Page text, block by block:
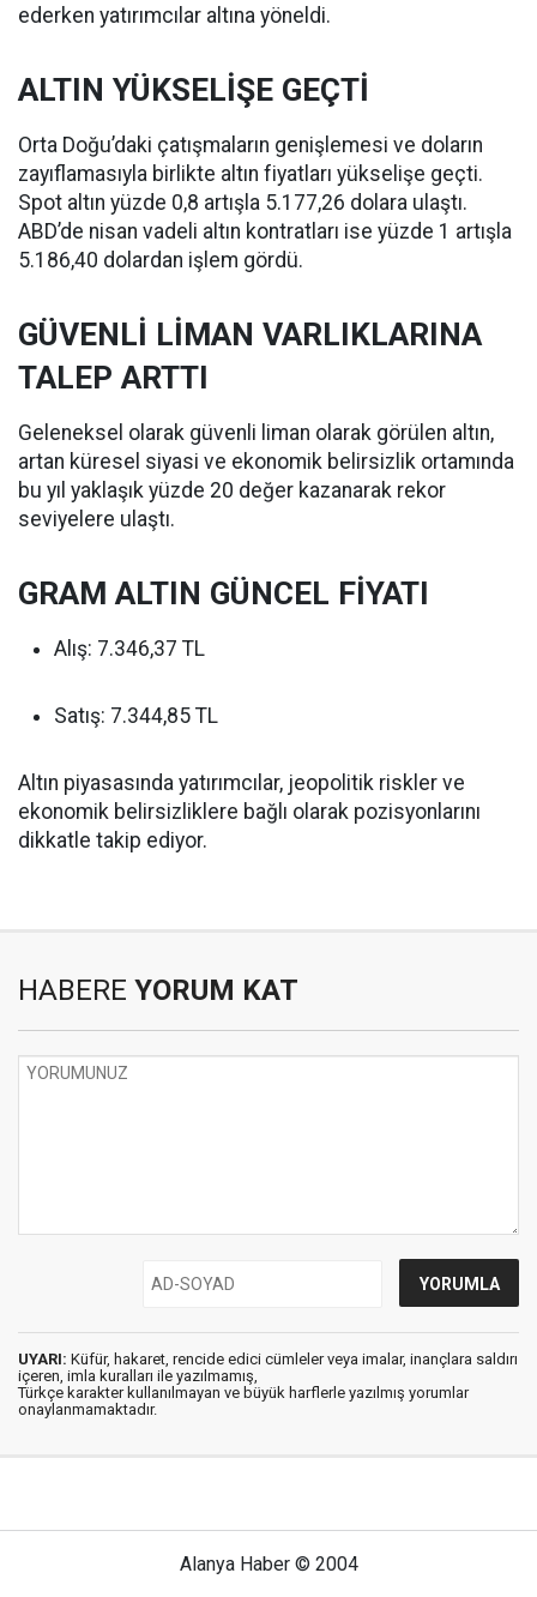
ederken yatırımcılar altına yöneldi.
ALTIN YÜKSELİŞE GEÇTİ
Orta Doğu’daki çatışmaların genişlemesi ve doların
zayıflamasıyla birlikte altın fiyatları yükselişe geçti.
Spot altın yüzde 0,8 artışla 5.177,26 dolara ulaştı.
ABD’de nisan vadeli altın kontratları ise yüzde 1 artışla
5.186,40 dolardan işlem gördü.
GÜVENLİ LİMAN VARLIKLARINA
TALEP ARTTI
Geleneksel olarak güvenli liman olarak görülen altın,
artan küresel siyasi ve ekonomik belirsizlik ortamında
bu yıl yaklaşık yüzde 20 değer kazanarak rekor
seviyelere ulaştı.
GRAM ALTIN GÜNCEL FİYATI
Alış: 7.346,37 TL
Satış: 7.344,85 TL
Altın piyasasında yatırımcılar, jeopolitik riskler ve
ekonomik belirsizliklere bağlı olarak pozisyonlarını
dikkatle takip ediyor.
HABERE YORUM KAT
UYARI: Küfür, hakaret, rencide edici cümleler veya imalar, inançlara saldırı
içeren, imla kuralları ile yazılmamış,
Türkçe karakter kullanılmayan ve büyük harflerle yazılmış yorumlar
onaylanmamaktadır.
Alanya Haber © 2004